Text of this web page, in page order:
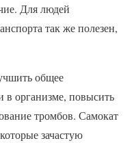
Для людей
так же полезен,
общее
в организме, повысить
тромбов. Самокат
зачастую